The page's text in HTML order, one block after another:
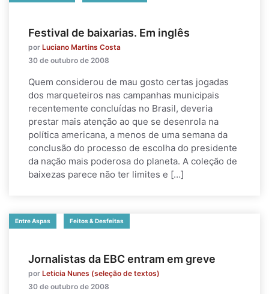
Festival de baixarias. Em inglês
por Luciano Martins Costa
30 de outubro de 2008
Quem considerou de mau gosto certas jogadas
dos marqueteiros nas campanhas municipais
recentemente concluídas no Brasil, deveria
prestar mais atenção ao que se desenrola na
política americana, a menos de uma semana da
conclusão do processo de escolha do presidente
da nação mais poderosa do planeta. A coleção de
baixezas parece não ter limites e […]
Entre Aspas Feitos & Desfeitas
Jornalistas da EBC entram em greve
por Leticia Nunes (seleção de textos)
30 de outubro de 2008